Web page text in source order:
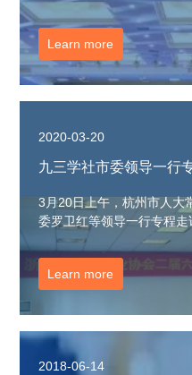
Learn more
2020-03-20
九三学社市委领导一行
3月20日上午，杭州市人大
委罗卫红等领导一行专程
Learn more
2018-06-14